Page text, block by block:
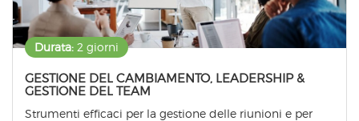
Durata: 2 giorni
GESTIONE DEL CAMBIAMENTO, LEADERSHIP &
GESTIONE DEL TEAM
Strumenti efficaci per la gestione delle riunioni e per